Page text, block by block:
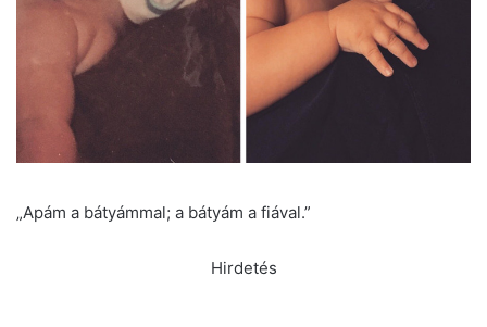
„Apám a bátyámmal; a bátyám a fiával.”
Hirdetés